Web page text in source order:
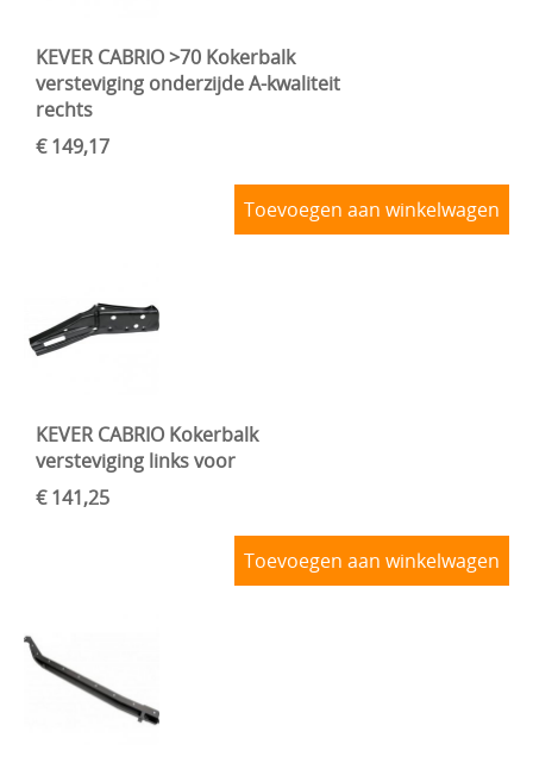
KEVER CABRIO >70 Kokerbalk
versteviging onderzijde A-kwaliteit
rechts
€ 149,17
Toevoegen aan winkelwagen
KEVER CABRIO Kokerbalk
versteviging links voor
€ 141,25
Toevoegen aan winkelwagen